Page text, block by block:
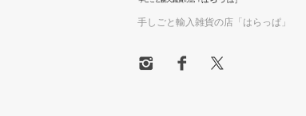
手しごと輸入雑貨の店「はらっぱ」